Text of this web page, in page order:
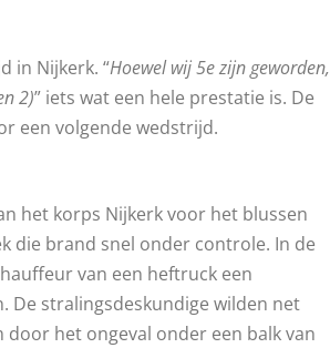
in Nijkerk. “Hoewel wij 5e zijn geworden,
2)” iets wat een hele prestatie is. De
een volgende wedstrijd.
het korps Nijkerk voor het blussen
die brand snel onder controle. In de
van een heftruck een
De stralingsdeskundige wilden net
door het ongeval onder een balk van